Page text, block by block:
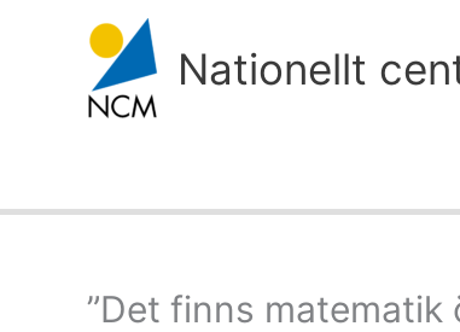
Nationellt
”Det finns matematik